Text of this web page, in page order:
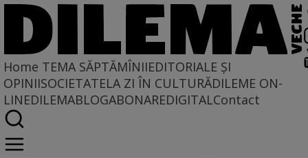
Home TEMA SĂPTĂMÎNIIEDITORIALE ȘI
OPINIISOCIETATELA ZI ÎN CULTURĂDILEME ON-
LINEDILEMABLOGABONAREDIGITALContact
Home
Tema săptămînii